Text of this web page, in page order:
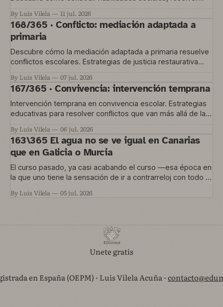
By Luis Vilela 11 jul. 2026
168/365 · Conflicto: mediación adaptada a
primaria
Descubre cómo la mediación adaptada a primaria resuelve
conflictos escolares. Estrategias de justicia restaurativa
By Luis Vilela 07 jul. 2026
167/365 · Convivencia: intervención temprana
Intervención temprana en convivencia escolar. Estrategias
educativas para resolver conflictos que van más allá de las
By Luis Vilela 06 jul. 2026
163\365 El agua no se ve igual en Canarias
que en Galicia o Murcia
El curso pasado, ya casi acabando el curso —esa época en
la que uno tiene la sensación de ir a contrarreloj con todo lo
proyecto que está en marcha ahora. Una convocatoria de
By Luis Vilela 05 jul. 2026
Unete gratis
en España (OEPM) · Luis Vilela Acuña ·